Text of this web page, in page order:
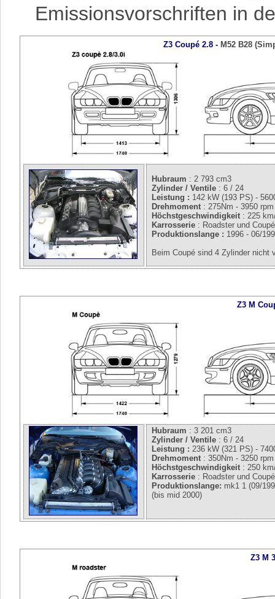
Emissionsvorschriften in
Z3 Coupé 2.8 - M52 B28
Hubraum : 2 793 cm3
Zylinder / Ventile : 6 / 24
Leistung : 142 kW (193 PS) -
Drehmoment : 275Nm - 3950 rpm
Höchstgeschwindigkeit : 225
Karrosserie : Roadster und Coupé
Produktionslange : 1996 - 06/
Beim Coupé sind 4 Zylinder nicht
Z3 M
Hubraum : 3 201 cm3
Zylinder / Ventile : 6 / 24
Leistung : 236 kW (321 PS) -
Drehmoment : 350Nm - 3250 rpm
Höchstgeschwindigkeit : 250
Karrosserie : Roadster und Coupé
Produktionslange: mk1 1 (09/
(bis mid 2000)
Z3 M